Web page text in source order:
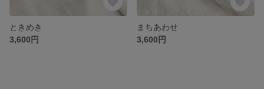
ときめき
3,600円
まちあわせ
3,600円